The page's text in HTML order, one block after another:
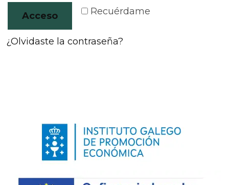
Recuérdame
Acceso
¿Olvidaste la contraseña?